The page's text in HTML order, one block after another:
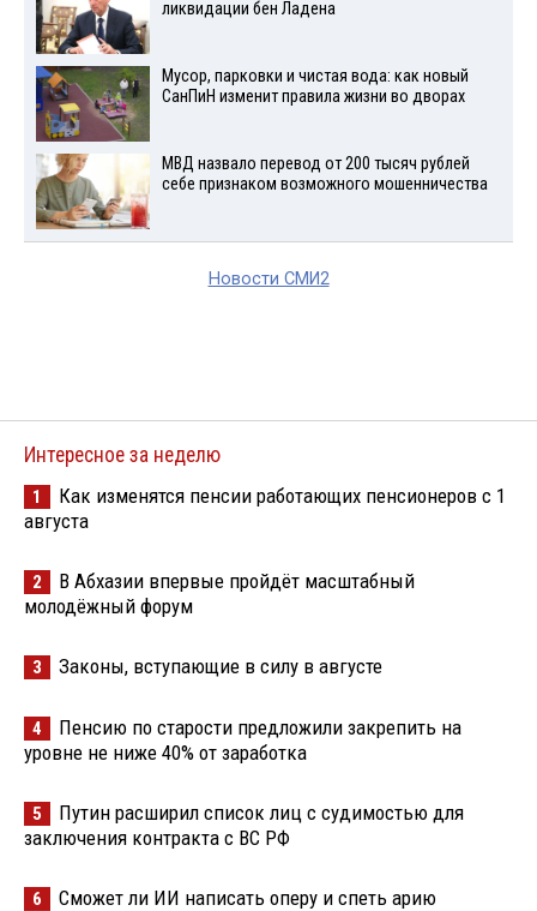
ликвидации бен Ладена
Мусор, парковки и чистая вода: как новый
СанПиН изменит правила жизни во дворах
МВД назвало перевод от 200 тысяч рублей
себе признаком возможного мошенничества
Новости СМИ2
Интересное за неделю
1
Как изменятся пенсии работающих пенсионеров с 1
августа
2
В Абхазии впервые пройдёт масштабный
молодёжный форум
3 Законы, вступающие в силу в августе
4
Пенсию по старости предложили закрепить на
уровне не ниже 40% от заработка
5
Путин расширил список лиц с судимостью для
заключения контракта с ВС РФ
6 Сможет ли ИИ написать оперу и спеть арию